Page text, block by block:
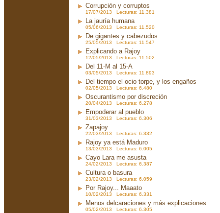
Corrupción y corruptos
17/07/2013 Lecturas: 11.381
La jauría humana
05/06/2013 Lecturas: 11.520
De gigantes y cabezudos
25/05/2013 Lecturas: 11.547
Explicando a Rajoy
12/05/2013 Lecturas: 11.502
Del 11-M al 15-A
03/05/2013 Lecturas: 11.893
Del tiempo el ocio torpe, y los engaños
02/05/2013 Lecturas: 6.480
Oscurantismo por discreción
20/04/2013 Lecturas: 6.278
Empoderar al pueblo
31/03/2013 Lecturas: 6.306
Zapajoy
22/03/2013 Lecturas: 6.332
Rajoy ya está Maduro
13/03/2013 Lecturas: 6.005
Cayo Lara me asusta
24/02/2013 Lecturas: 6.387
Cultura o basura
23/02/2013 Lecturas: 6.059
Por Rajoy... Maaato
10/02/2013 Lecturas: 6.331
Menos delcaraciones y más explicaciones
05/02/2013 Lecturas: 6.305